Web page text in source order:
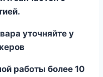
уточняйте у
работы более 10